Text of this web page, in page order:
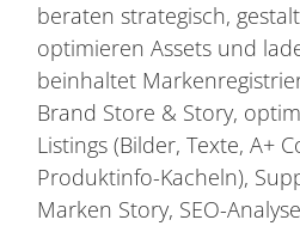
beraten strategisch,
optimieren Assets und
beinhaltet
Brand Store & Story,
Listings (Bilder, Texte, A+
Produktinfo-Kacheln),
Marken Story, SEO-